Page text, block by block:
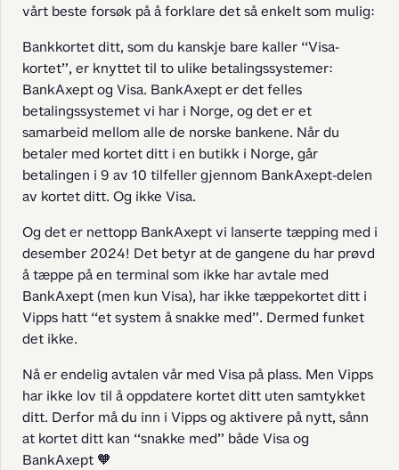
vårt beste forsøk på å forklare det så enkelt som mulig:
Bankkortet ditt, som du kanskje bare kaller “Visa-
kortet”, er knyttet til to ulike betalingssystemer:
BankAxept og Visa. BankAxept er det felles
betalingssystemet vi har i Norge, og det er et
samarbeid mellom alle de norske bankene. Når du
betaler med kortet ditt i en butikk i Norge, går
betalingen i 9 av 10 tilfeller gjennom BankAxept-delen
av kortet ditt. Og ikke Visa.
Og det er nettopp BankAxept vi lanserte tæpping med i
desember 2024! Det betyr at de gangene du har prøvd
å tæppe på en terminal som ikke har avtale med
BankAxept (men kun Visa), har ikke tæppekortet ditt i
Vipps hatt “et system å snakke med”. Dermed funket
det ikke.
Nå er endelig avtalen vår med Visa på plass. Men Vipps
har ikke lov til å oppdatere kortet ditt uten samtykket
ditt. Derfor må du inn i Vipps og aktivere på nytt, sånn
at kortet ditt kan “snakke med” både Visa og
BankAxept 🧡